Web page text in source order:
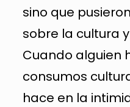
sino que
sobre la cultura
Cuando alguien
consumos
hace en la